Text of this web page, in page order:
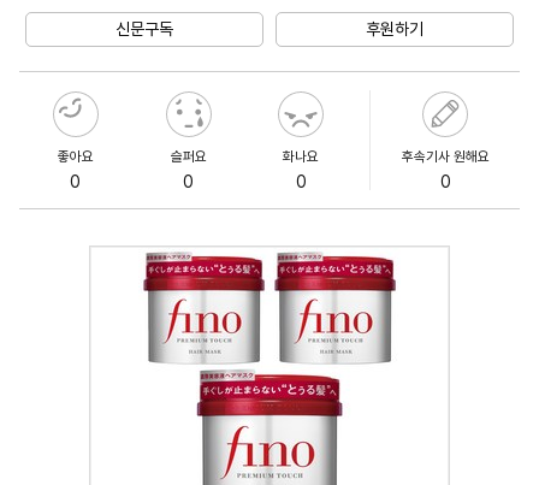
신문구독 후원하기
좋아요
0
슬퍼요
0
화나요
0
후속기사 원해요
0